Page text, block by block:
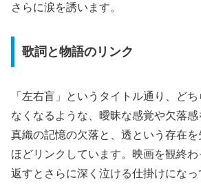
さらに涙を誘います。
歌詞と物語のリンク
「左右盲」というタイトル通り、ど
なくなるような、曖昧な感覚や欠落感
真織の記憶の欠落と、透という存在を
ほどリンクしています。映画を観終
返すとさらに深く泣ける仕掛けになっ